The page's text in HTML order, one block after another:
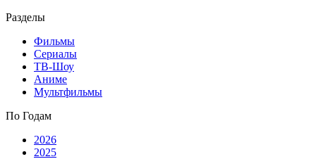
Разделы
Фильмы
Сериалы
ТВ-Шоу
Аниме
Мультфильмы
По Годам
2026
2025